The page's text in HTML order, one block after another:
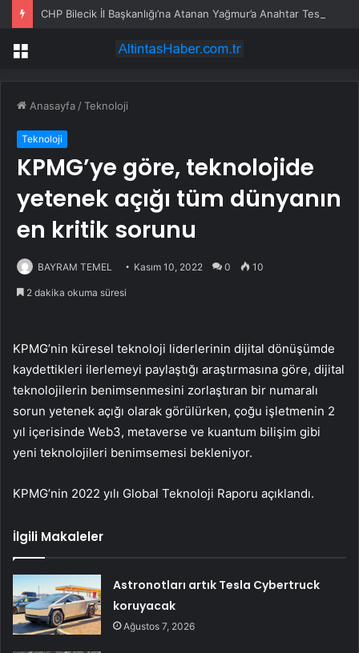
Menü
Anasayfa /Teknoloji
Teknoloji
KPMG’ye göre, teknolojide
yetenek açığı tüm dünyanın
en kritik sorunu
BAYRAM TEMEL Kasım 10, 2022 0 10
2 dakika okuma süresi
KPMG’nin küresel teknoloji liderlerinin dijital dönüşümde
kaydettikleri ilerlemeyi paylaştığı araştırmasına göre, dijital
teknolojilerin benimsenmesini zorlaştıran bir numaralı
sorun yetenek açığı olarak görülürken, çoğu işletmenin 2
yıl içerisinde Web3, metaverse ve kuantum bilişim gibi
yeni teknolojileri benimsemesi bekleniyor.
KPMG’nin 2022 yılı Global Teknoloji Raporu açıklandı.
İlgili Makaleler
Astronotları artık Tesla Cybertruck
koruyacak
Ağustos 7, 2026